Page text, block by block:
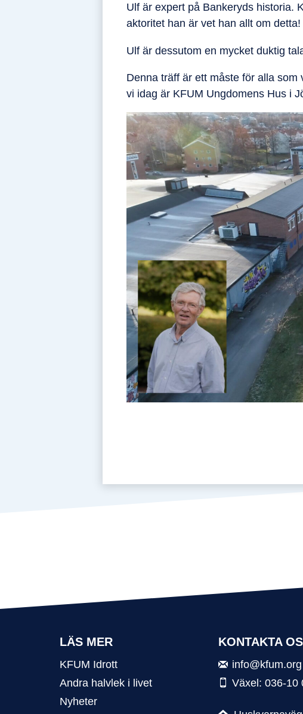
Ulf är expert på Bankeryds historia.
aktoritet han är vet han allt om detta!
Ulf är dessutom en mycket duktig
Denna träff är ett måste för alla
vi idag är KFUM Ungdomens Hus i
LÄS MER
KFUM Idrott
Andra halvlek i livet
Nyheter
KONTAKTA
info@kfum.org
Växel: 036-10